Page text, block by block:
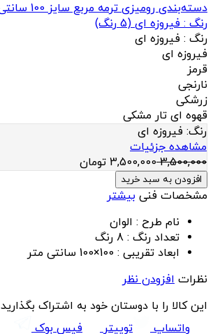
دسته‌بندی رومیزی ترمه مربع سایز 100 سانتی متر
رنگ :فیروزه ای (
5 رنگ)
رنگ : فیروزه ای
فیروزه ای
قرمز
نارنجی
زرشکی
قهوه ای تار مشکی
رنگ: فیروزه ای
مشاهده جزئیات
3,500,000
3,500,000 تومان
افزودن به سبد خرید
مشخصات فنی بیشتر
نام طرح : الوان
تعداد رنگ : 8 رنگ
ابعاد تقریبی : 100×100 سانتی متر
نظرات افزودن نظر
این کالا را با دوستان خود به اشتراک بگذارید
واتساپ
توییتر فیس بوک